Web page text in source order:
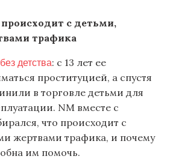
происходит с детьми,
трафика
детства: с 13 лет ее
проституцией, а спустя
в торговле детьми для
NM вместе с
что происходит с
жертвами трафика, и почему
им помочь.